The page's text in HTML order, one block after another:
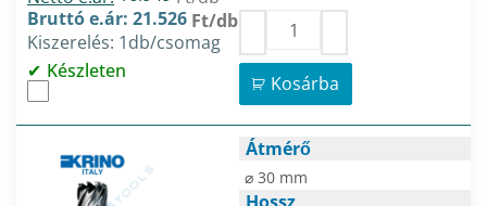
Bruttó e.ár: 21.526 Ft/db
Kiszerelés: 1db/csomag
Készleten
Kosárba
Átmérő
⌀ 30 mm
Hossz